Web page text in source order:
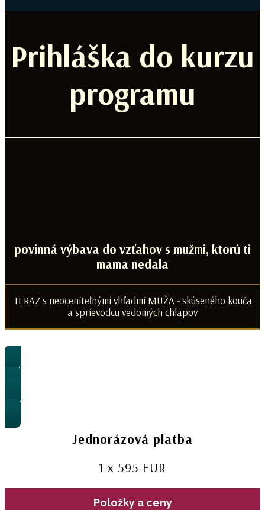
Prihláška do kurzu
programu
povinná výbava do vzťahov s mužmi, ktorú ti
mama nedala
TERAZ s neoceniteľnými vhľadmi MUŽA - skúseného kouča
a sprievodcu vedomých chlapov
Jednorázová platba
Rozloženie na 3 platby
Jednorázová platba
1 x 595 EUR
Položky a ceny